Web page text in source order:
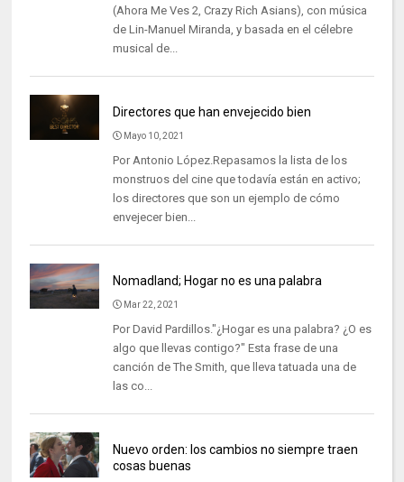
(Ahora Me Ves 2, Crazy Rich Asians), con música
de Lin-Manuel Miranda, y basada en el célebre
musical de...
Directores que han envejecido bien
Mayo 10, 2021
Por Antonio López.Repasamos la lista de los
monstruos del cine que todavía están en activo;
los directores que son un ejemplo de cómo
envejecer bien...
Nomadland; Hogar no es una palabra
Mar 22, 2021
Por David Pardillos."¿Hogar es una palabra? ¿O es
algo que llevas contigo?" Esta frase de una
canción de The Smith, que lleva tatuada una de
las co...
Nuevo orden: los cambios no siempre traen
cosas buenas